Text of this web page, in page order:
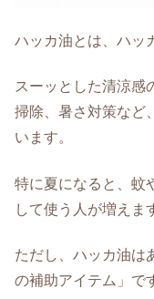
ハッカ油とは、ハッ
スーッとした清涼感
掃除、暑さ対策など
います。
特に夏になると、蚊
して使う人が増えま
ただし、ハッカ油は
の補助アイテム」で